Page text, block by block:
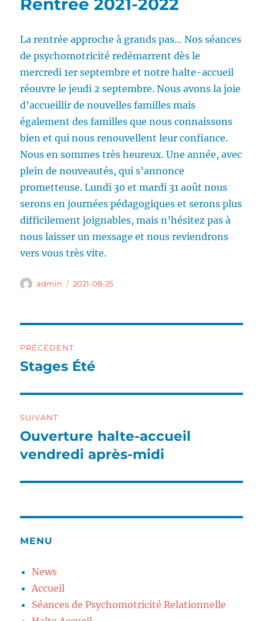
La rentrée approche à grands pas… Nos séances
de psychomotricité redémarrent dès le
mercredi 1er septembre et notre halte-accueil
réouvre le jeudi 2 septembre. Nous avons la joie
d’accueillir de nouvelles familles mais
également des familles que nous connaissons
bien et qui nous renouvellent leur confiance.
Nous en sommes très heureux. Une année, avec
plein de nouveautés, qui s’annonce
prometteuse. Lundi 30 et mardi 31 août nous
serons en journées pédagogiques et serons plus
difficilement joignables, mais n’hésitez pas à
nous laisser un message et nous reviendrons
vers vous très vite.
Auteur
admin
Publié
2021-08-25
de
PRÉCÉDENT
Article
Stages Été
SUIVANT
Article
suivant :
Ouverture halte-accueil
vendredi après-midi
MENU
News
Accueil
Séances de Psychomotricité Relationnelle